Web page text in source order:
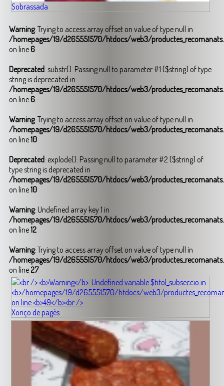
Sobrassada
Warning: Trying to access array offset on value of type null in
/homepages/19/d265551570/htdocs/web3/
on line6
Deprecated: substr(): Passing null to parameter #1 ($string) of type
string is deprecated in
/homepages/19/d265551570/htdocs/web3/
on line6
Warning: Trying to access array offset on value of type null in
/homepages/19/d265551570/htdocs/web3/
on line10
Deprecated: explode(): Passing null to parameter #2 ($string) of
type string is deprecated in
/homepages/19/d265551570/htdocs/web3/
on line10
Warning: Undefined array key 1 in
/homepages/19/d265551570/htdocs/web3/
on line12
Warning: Trying to access array offset on value of type null in
/homepages/19/d265551570/htdocs/web3/
on line 27
Xoriço de pagès